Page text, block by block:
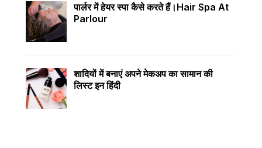
पार्लर में हेयर स्पा कैसे करते हैं।hair Spa At
Parlour
शादियों में बनाएं अपने मेकअप का सामान की
लिस्ट इन हिंदी